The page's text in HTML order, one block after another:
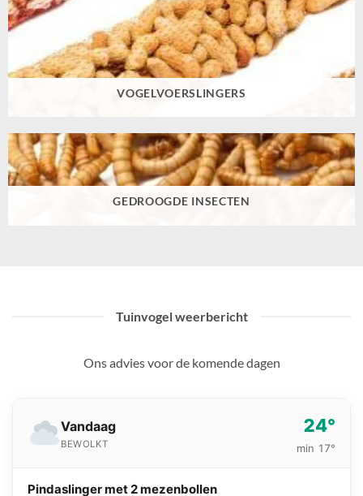
VOGELVOERSLINGERS
GEDROOGDE INSECTEN
Tuinvogel weerbericht
Ons advies voor de komende dagen
Vandaag
BEWOLKT
24°
min 17°
Pindaslinger met 2 mezenbollen